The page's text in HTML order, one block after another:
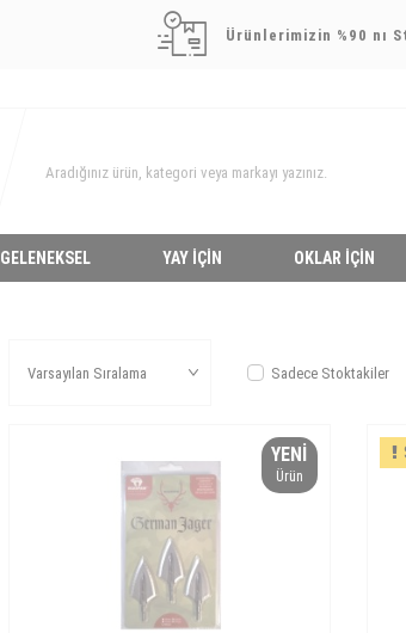
Ürünlerimizin %90 nı
GELENEKSEL YAY İÇIN OKLAR İÇIN
Sadece Stoktakiler
YENI
Ürün